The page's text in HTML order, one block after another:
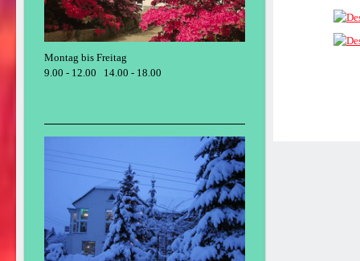
Montag bis Freitag
9.00 - 12.00 14.00 - 18.00